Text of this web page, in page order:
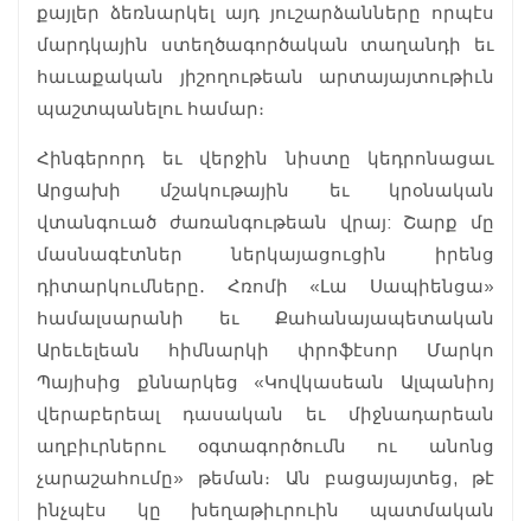
քայլեր ձեռնարկել այդ յուշարձանները որպէս
մարդկային ստեղծագործական տաղանդի եւ
հաւաքական յիշողութեան արտայայտութիւն
պաշտպանելու համար։
Հինգերորդ եւ վերջին նիստը կեդրոնացաւ
Արցախի մշակութային եւ կրօնական
վտանգուած ժառանգութեան վրայ: Շարք մը
մասնագէտներ ներկայացուցին իրենց
դիտարկումները․ Հռոմի «Լա Սապիենցա»
համալսարանի եւ Քահանայապետական
Արեւելեան հիմնարկի փրոֆէսոր Մարկո
Պայիսից քննարկեց «Կովկասեան Ալպանիոյ
վերաբերեալ դասական եւ միջնադարեան
աղբիւրներու օգտագործումն ու անոնց
չարաշահումը» թեման։ Ան բացայայտեց, թէ
ինչպէս կը խեղաթիւրուին պատմական